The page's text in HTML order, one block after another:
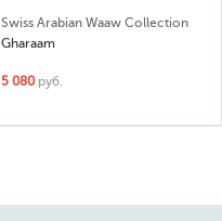
Swiss Arabian Waaw Collection
Gharaam
5 080 руб.